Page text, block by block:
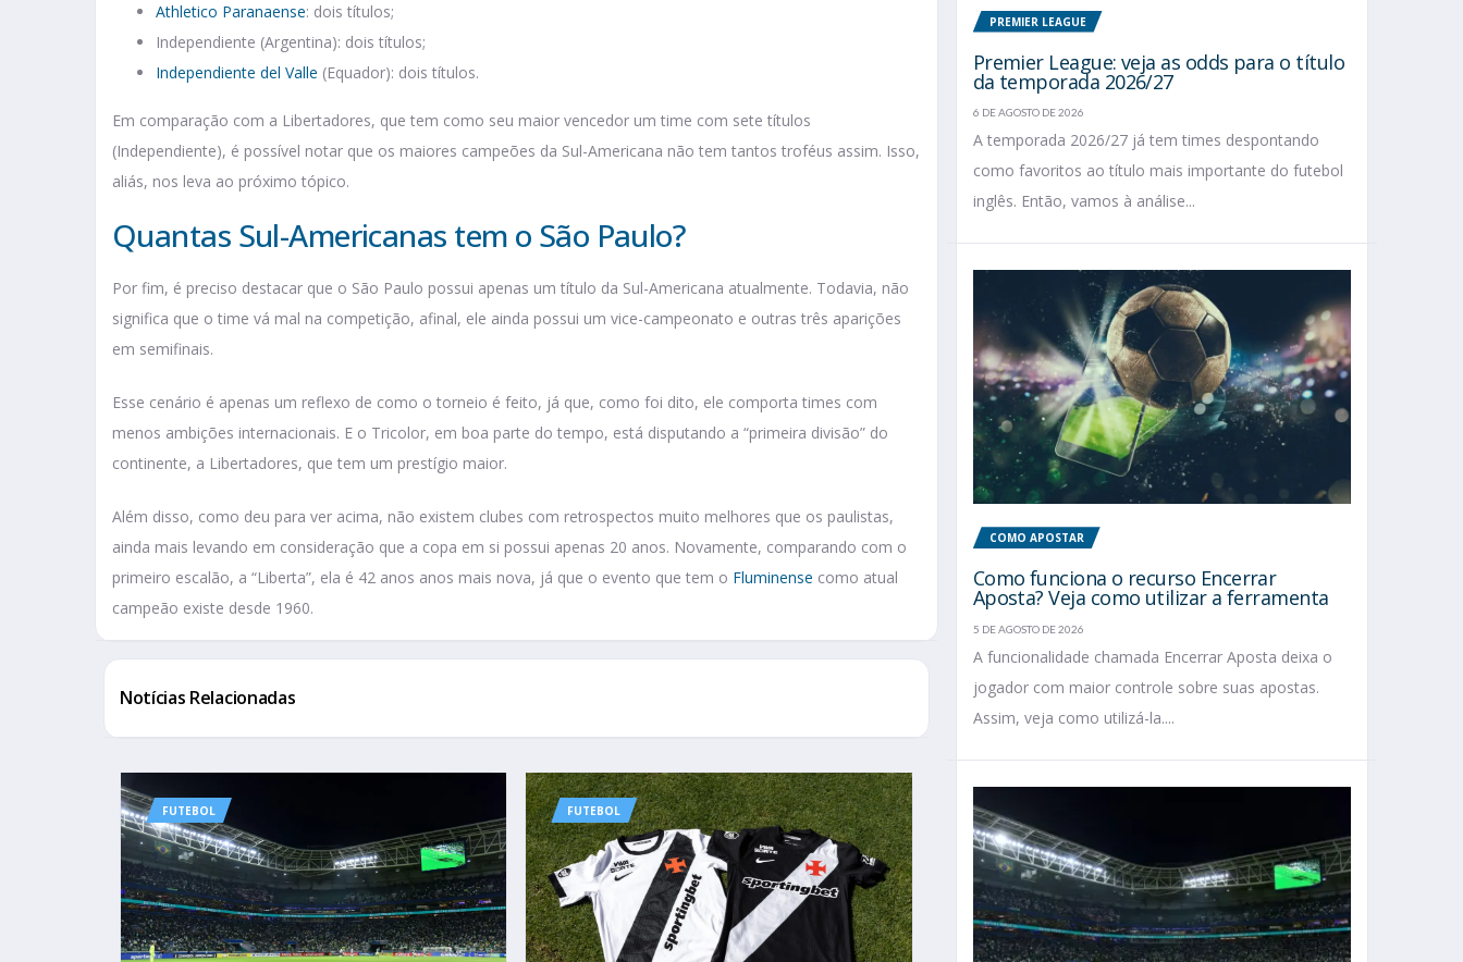
Athletico Paranaense: dois títulos;
Independiente (Argentina): dois títulos;
Independiente del Valle (Equador): dois títulos.
Em comparação com a Libertadores, que tem como seu maior vencedor um time com sete títulos
(Independiente), é possível notar que os maiores campeões da Sul-Americana não tem tantos troféus assim. Isso,
aliás, nos leva ao próximo tópico.
Quantas Sul-Americanas tem o São Paulo?
Por fim, é preciso destacar que o São Paulo possui apenas um título da Sul-Americana atualmente. Todavia, não
significa que o time vá mal na competição, afinal, ele ainda possui um vice-campeonato e outras três aparições
em semifinais.
Esse cenário é apenas um reflexo de como o torneio é feito, já que, como foi dito, ele comporta times com
menos ambições internacionais. E o Tricolor, em boa parte do tempo, está disputando a “primeira divisão” do
continente, a Libertadores, que tem um prestígio maior.
Além disso, como deu para ver acima, não existem clubes com retrospectos muito melhores que os paulistas,
ainda mais levando em consideração que a copa em si possui apenas 20 anos. Novamente, comparando com o
primeiro escalão, a “Liberta”, ela é 42 anos anos mais nova, já que o evento que tem o Fluminense como atual
campeão existe desde 1960.
Notícias Relacionadas
FUTEBOL FUTEBOL
PREMIER LEAGUE
Premier League: veja as odds para o título
da temporada 2026/27
6 DE AGOSTO DE 2026
A temporada 2026/27 já tem times despontando
como favoritos ao título mais importante do futebol
inglês. Então, vamos à análise...
COMO APOSTAR
Como funciona o recurso Encerrar
Aposta? Veja como utilizar a ferramenta
5 DE AGOSTO DE 2026
A funcionalidade chamada Encerrar Aposta deixa o
jogador com maior controle sobre suas apostas.
Assim, veja como utilizá-la....